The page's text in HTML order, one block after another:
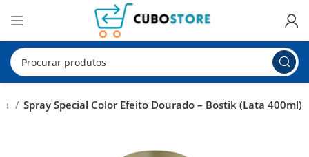
Spray Special Color Efeito Dourado – Bostik (Lata 400ml)